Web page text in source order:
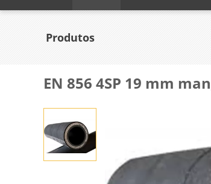
Produtos
EN 856 4SP 19 mm